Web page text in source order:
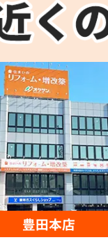
豊田本店